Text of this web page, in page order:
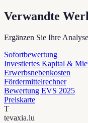
Verwandte
Ergänzen Sie Ihre
Sofortbewertung
Investiertes Kapital &
Erwerbsnebenkosten
Fördermittelrechner
Bewertung EVS 2025
Preiskarte
T
tevaxia.lu